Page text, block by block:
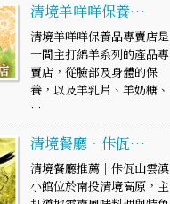
清境羊咩咩保養…
清境羊咩咩保養品專賣店是
一間主打綿羊系列的產品專
賣店，從臉部及身體的保
養，以及羊乳片、羊奶糖、
…
清境餐廳‧佧佤…
清境餐廳推薦｜佧佤山雲滇
小館位於南投清境高原，主